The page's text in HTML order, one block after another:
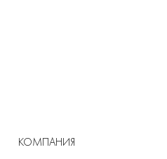
КОМПАНИЯ